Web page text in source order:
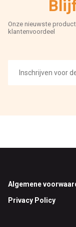
Onze nieuwste
klantenvoordeel
mailadres
Footer
Algemene
Privacy Policy